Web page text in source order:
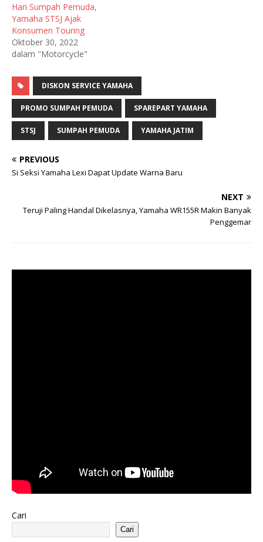
Hari Sumpah Pemuda,
Yamaha STSJ Ajak
Konsumen Touring
Oktober 30, 2022
dalam "Motorcycle"
DISKON SERVICE YAMAHA
PROMO SUMPAH PEMUDA SPAREPART YAMAHA
STSJ SUMPAH PEMUDA YAMAHA JATIM
PREVIOUS
Si Seksi Yamaha Lexi Dapat Update Warna Baru
NEXT
Teruji Paling Handal Dikelasnya, Yamaha WR155R Makin Banyak
Penggemar
Cari
Cari